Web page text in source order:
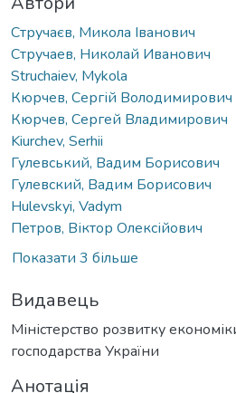
Стручаєв, Микола Іванович
Стручаев, Николай Иванович
Struchaiev, Mykola
Кюрчев, Сергій Володимирович
Кюрчев, Сергей Владимирович
Kiurchеv, Serhii
Гулевський, Вадим Борисович
Гулевский, Вадим Борисович
Hulevskyi, Vadym
Петров, Віктор Олексійович
Показати 3 більше
Видавець
Міністерство розвитку
господарства України
Анотація